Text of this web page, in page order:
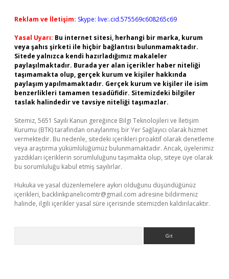
Reklam ve İletişim: Skype: live:.cid.575569c608265c69
Yasal Uyarı: Bu internet sitesi, herhangi bir marka, kurum
veya şahıs şirketi ile hiçbir bağlantısı bulunmamaktadır.
Sitede yalnızca kendi hazırladığımız makaleler
paylaşılmaktadır. Burada yer alan içerikler haber niteliği
taşımamakta olup, gerçek kurum ve kişiler hakkında
paylaşım yapılmamaktadır. Gerçek kurum ve kişiler ile isim
benzerlikleri tamamen tesadüfidir. Sitemizdeki bilgiler
taslak halindedir ve tavsiye niteliği taşımazlar.
Sitemiz, 5651 Sayılı Kanun gereğince Bilgi Teknolojileri ve İletişim
Kurumu (BTK) tarafından onaylanmış bir Yer Sağlayıcı olarak hizmet
vermektedir. Bu nedenle, sitedeki içerikleri proaktif olarak denetleme
veya araştırma yükümlülüğümüz bulunmamaktadır. Ancak, üyelerimiz
yazdıkları içeriklerin sorumluluğunu taşımakta olup, siteye üye olarak
bu sorumluluğu kabul etmiş sayılırlar.
Hukuka ve yasal düzenlemelere aykırı olduğunu düşündüğünüz
içerikleri, backlinkpanelicomtr@gmail.com adresine bildirmeniz
halinde, ilgili içerikler yasal süre içerisinde sitemizden kaldırılacaktır.